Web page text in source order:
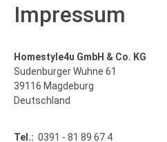
Impressum
Homestyle4u GmbH & Co. KG
Sudenburger Wuhne 61
39116 Magdeburg
Deutschland
Tel.: 0391 - 81 89 67 4